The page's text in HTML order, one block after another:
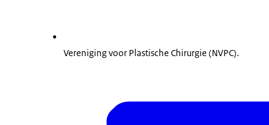
Vereniging voor Plastische Chirurgie (NVPC).